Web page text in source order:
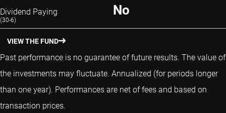
Dividend Paying
(30-6)
No
VIEW THE FUND
Past performance is no guarantee of future results. The value of
the investments may fluctuate. Annualized (for periods longer
than one year). Performances are net of fees and based on
transaction prices.